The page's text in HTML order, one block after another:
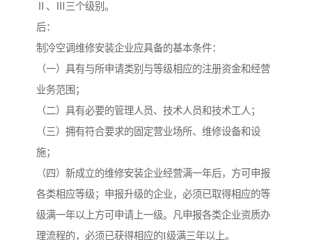
Ⅱ、Ⅲ三个级别。
后：
制冷空调维修安装企业应具备的基本条件：
（一）具有与所申请类别与等级相应的注册资金和经营
业务范围；
（二）具有必要的管理人员、技术人员和技术工人；
（三）拥有符合要求的固定营业场所、维修设备和设
施；
（四）新成立的维修安装企业经营满一年后，方可申报
各类相应等级；申报升级的企业，必须已取得相应的等
级满一年以上方可申请上一级。凡申报各类企业资质办
理流程的，必须已获得相应的I级满三年以上。